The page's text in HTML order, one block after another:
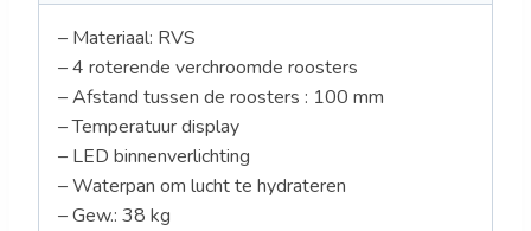
– Materiaal: RVS
– 4 roterende verchroomde roosters
– Afstand tussen de roosters : 100 mm
– Temperatuur display
– LED binnenverlichting
– Waterpan om lucht te hydrateren
– Gew.: 38 kg